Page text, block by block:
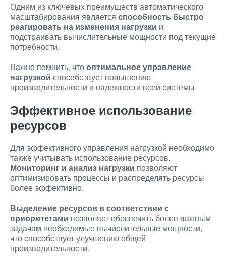
Одним из ключевых преимуществ автоматического
масштабирования является способность быстро
реагировать на изменения нагрузки и
подстраивать вычислительные мощности под текущие
потребности.
Важно помнить, чтооптимальное управление
нагрузкой способствует повышению
производительности и надежности всей системы.
Эффективное использование
ресурсов
Для эффективного управления нагрузкой необходимо
также учитывать использование ресурсов.
Мониторинг и анализ нагрузки позволяют
оптимизировать процессы и распределять ресурсы
более эффективно.
Выделение ресурсов в соответствии с
приоритетами позволяет обеспечить более важным
задачам необходимые вычислительные мощности,
что способствует улучшению общей
производительности.